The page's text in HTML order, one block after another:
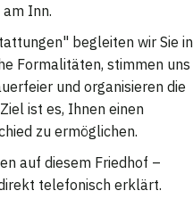
Inn.
begleiten wir Sie in
Formalitäten, stimmen uns
und organisieren die
ist es, Ihnen einen
zu ermöglichen.
auf diesem Friedhof –
telefonisch erklärt.